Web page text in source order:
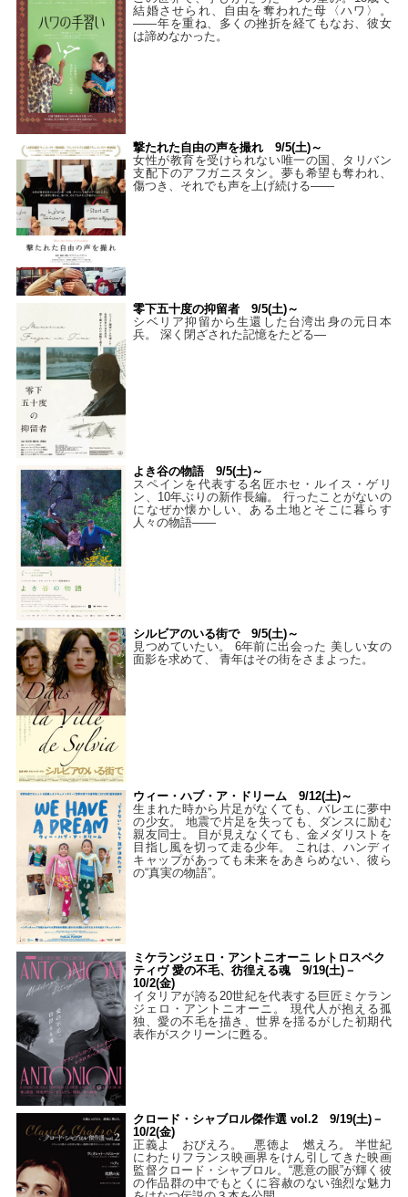
結婚させられ、自由を奪われた母〈ハワ〉。
——年を重ね、多くの挫折を経てもなお、彼女
は諦めなかった。
撃たれた自由の声を撮れ 9/5(土)～
女性が教育を受けられない唯一の国、タリバン
支配下のアフガニスタン。夢も希望も奪われ、
傷つき、それでも声を上げ続ける——
零下五十度の抑留者 9/5(土)～
シベリア抑留から生還した台湾出身の元日本
兵。 深く閉ざされた記憶をたどる—
よき谷の物語 9/5(土)～
スペインを代表する名匠ホセ・ルイス・ゲリ
ン、10年ぶりの新作長編。 行ったことがないの
になぜか懐かしい、ある土地とそこに暮らす
人々の物語――
シルビアのいる街で 9/5(土)～
見つめていたい。 6年前に出会った 美しい女の
面影を求めて、 青年はその街をさまよった。
ウィー・ハブ・ア・ドリーム 9/12(土)～
生まれた時から片足がなくても、バレエに夢中
の少女。 地震で片足を失っても、ダンスに励む
親友同士。 目が見えなくても、金メダリストを
目指し風を切って走る少年。 これは、ハンディ
キャップがあっても未来をあきらめない、彼ら
の“真実の物語”。
ミケランジェロ・アントニオーニ レトロスペク
ティヴ 愛の不毛、彷徨える魂 9/19(土)－
10/2(金)
イタリアが誇る20世紀を代表する巨匠ミケラン
ジェロ・アントニオーニ。 現代人が抱える孤
独、愛の不毛を描き、世界を揺るがした初期代
表作がスクリーンに甦る。
クロード・シャブロル傑作選 vol.2 9/19(土)－
10/2(金)
正義よ おびえろ。 悪徳よ 燃えろ。 半世紀
にわたりフランス映画界をけん引してきた映画
監督クロード・シャブロル。“悪意の眼”が輝く彼
の作品群の中でもとくに容赦のない強烈な魅力